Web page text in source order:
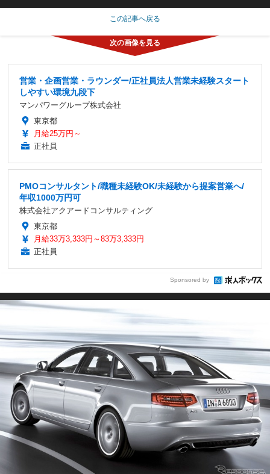
この記事へ戻る
営業・企画営業・ラウンダー/正社員法人営業未経験スタート
しやすい環境九段下
マンパワーグループ株式会社
東京都
月給25万円～
正社員
PMOコンサルタント/職種未経験OK/未経験から提案営業へ/
年収1000万円可
株式会社アクアードコンサルティング
東京都
月給33万3,333円～83万3,333円
正社員
Sponsored by